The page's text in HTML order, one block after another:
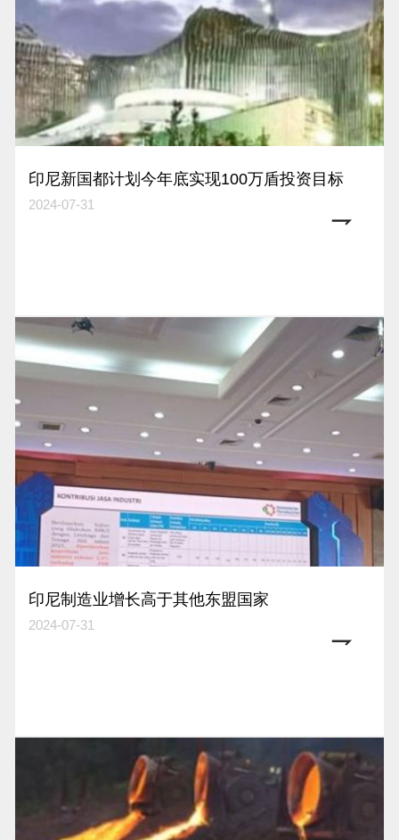
印尼新国都计划今年底实现100万盾投资目标
2024-07-31
印尼制造业增长高于其他东盟国家
2024-07-31